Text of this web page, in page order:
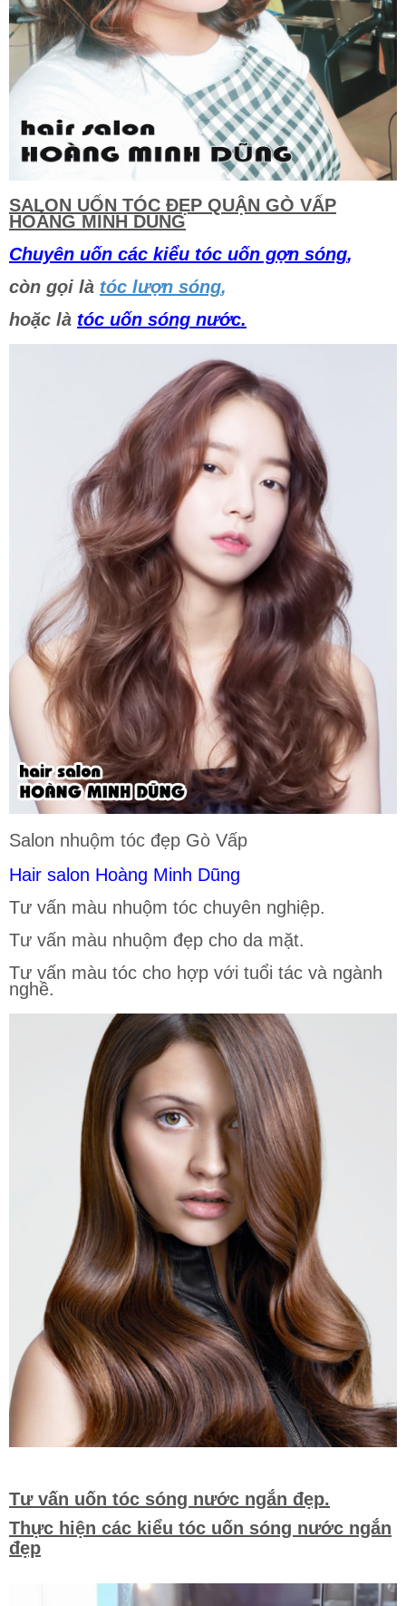
SALON UỐN TÓC ĐẸP QUẬN GÒ VẤP
HOÀNG MINH DUNG
Chuyên uốn các kiểu tóc uốn gợn sóng,
còn gọi là tóc lượn sóng,
hoặc là tóc uốn sóng nước.
Salon nhuộm tóc đẹp Gò Vấp
Hair salon Hoàng Minh Dũng
Tư vấn màu nhuộm tóc chuyên nghiệp.
Tư vấn màu nhuộm đẹp cho da mặt.
Tư vấn màu tóc cho hợp với tuổi tác và ngành
nghề.
Tư vấn uốn tóc sóng nước ngắn đẹp.
Thực hiện các kiểu tóc uốn sóng nước ngắn
đẹp